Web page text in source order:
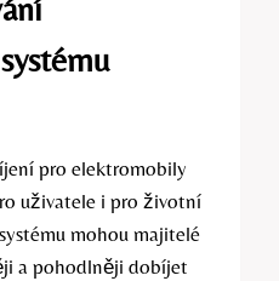
pro elektromobily
uživatele i pro životní
mohou majitelé
a pohodlněji dobíjet